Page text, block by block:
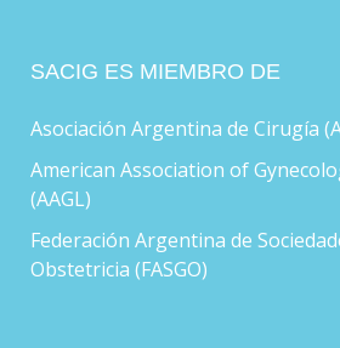
SACIG ES MIEMBRO DE
Asociación Argentina de Cirugía
American Association of
(AAGL)
Federación Argentina de
Obstetricia (FASGO)